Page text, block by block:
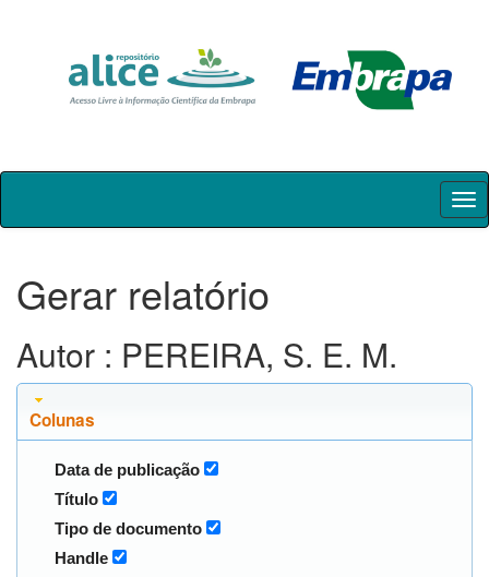
Skip
Gerar relatório
Autor : PEREIRA, S. E. M.
Colunas
Data de publicação
Título
Tipo de documento
Handle